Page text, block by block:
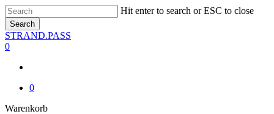
Skip
to
main
content
Hit enter to search or ESC to close
Search
Close
Search
STRAND.PASS
0
0
WarenkorbClose